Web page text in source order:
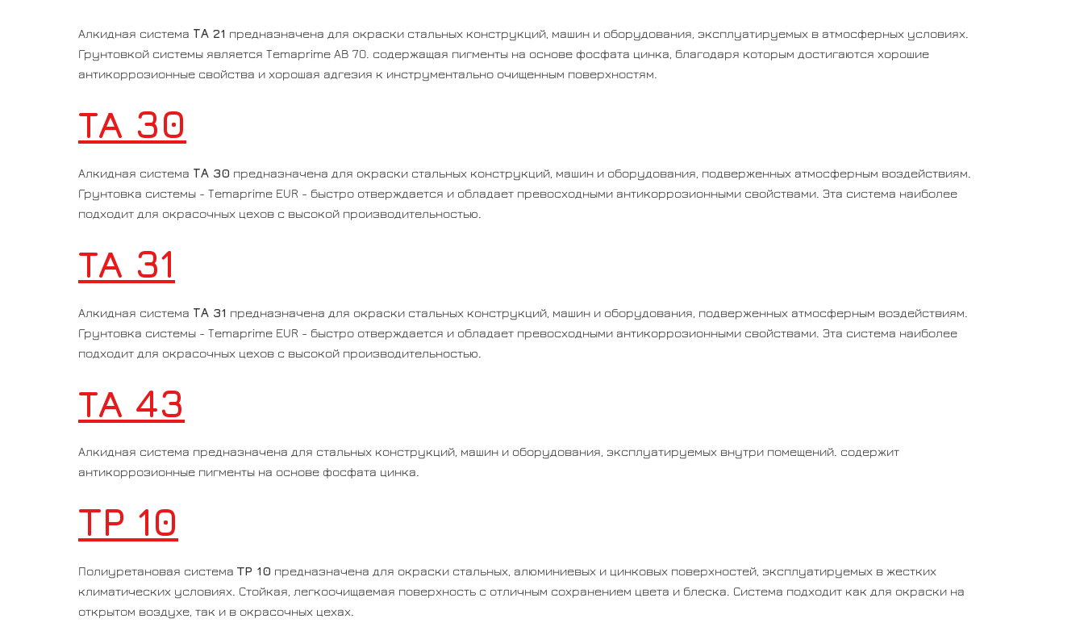
Алкидная система ТА 21 предназначена для окраски стальных конструкций, машин и оборудования, эксплуатируемых в атмосферных условиях.
Грунтовкой системы является Temaprime AB 70. содержащая пигменты на основе фосфата цинка, благодаря которым достигаются хорошие
антикоррозионные свойства и хорошая адгезия к инструментально очищенным поверхностям.
ТА 30
Алкидная система ТА 30 предназначена для окраски стальных конструкций, машин и оборудования, подверженных атмосферным воздействиям.
Грунтовка системы - Temaprime EUR - быстро отверждается и обладает превосходными антикоррозионными свойствами. Эта система наиболее
подходит для окрасочных цехов с высокой производительностью.
ТА 31
Алкидная система ТА 31 предназначена для окраски стальных конструкций, машин и оборудования, подверженных атмосферным воздействиям.
Грунтовка системы - Temaprime EUR - быстро отверждается и обладает превосходными антикоррозионными свойствами. Эта система наиболее
подходит для окрасочных цехов с высокой производительностью.
ТА 43
Алкидная система предназначена для стальных конструкций, машин и оборудования, эксплуатируемых внутри помещений. содержит
антикоррозионные пигменты на основе фосфата цинка.
TP 10
Полиуретановая система TP 10 предназначена для окраски стальных, алюминиевых и цинковых поверхностей, эксплуатируемых в жестких
климатических условиях. Стойкая, легкоочищаемая поверхность с отличным сохранением цвета и блеска. Система подходит как для окраски на
открытом воздухе, так и в окрасочных цехах.